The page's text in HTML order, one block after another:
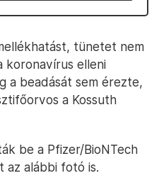
tünetet nem
koronavírus elleni
a beadását sem érezte,
a Kossuth
be a Pfizer/BioNTech
az alábbi fotó is.